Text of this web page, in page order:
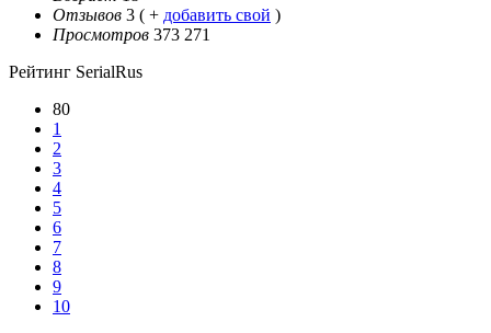
Отзывов 3 ( + добавить свой )
Просмотров 373 271
Рейтинг SerialRus
80
1
2
3
4
5
6
7
8
9
10